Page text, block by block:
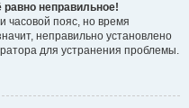
неправильное!
часовой пояс, но время
неправильно установлено
для устранения проблемы.